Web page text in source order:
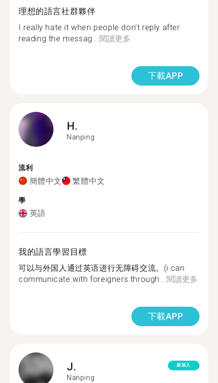
理想的語言社群夥伴
I really hate it when people don't reply after
reading the messag...閱讀更多
下載APP
H.
Nanping
流利
簡體中文 繁體中文
學
英語
我的語言學習目標
可以与外国人通过英语进行无障碍交流。(i can
communicate with foreigners through...閱讀更多
下載APP
J.
Nanping
新加入